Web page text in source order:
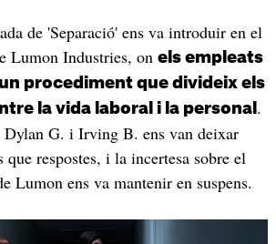
de 'Separació' ens va introduir en el
Lumon Industries, on els empleats
procediment que divideix els
la vida laboral i la personal .
G. i Irving B. ens van deixar
que respostes, i la incertesa sobre el
Lumon ens va mantenir en suspens.